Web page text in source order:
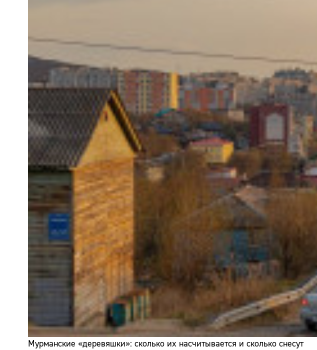
Мурманские «деревяшки»: сколько их насчитывается и сколько снесут